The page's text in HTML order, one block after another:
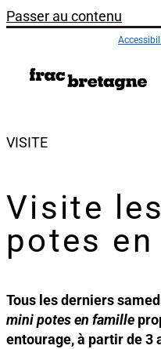
Passer au contenu
VISITE
Visite
potes
Tous les derniers
mini potes en famille
entourage, à partir de 3